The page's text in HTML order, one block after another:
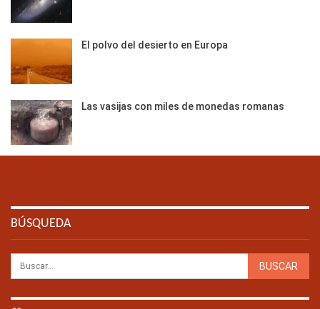
El polvo del desierto en Europa
Las vasijas con miles de monedas romanas
BÚSQUEDA